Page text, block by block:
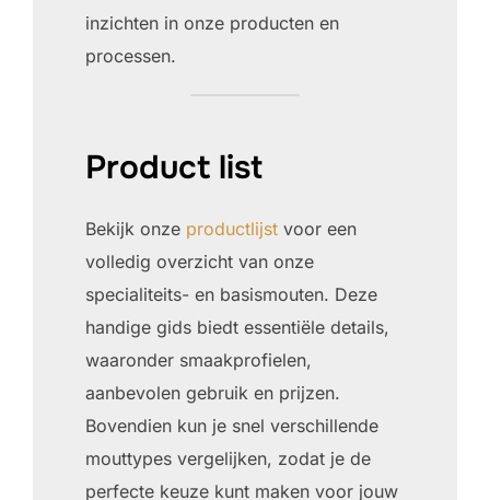
inzichten in onze producten en
processen.
Product list
Bekijk onze productlijstvoor een
volledig overzicht van onze
specialiteits- en basismouten. Deze
handige gids biedt essentiële details,
waaronder smaakprofielen,
aanbevolen gebruik en prijzen.
Bovendien kun je snel verschillende
mouttypes vergelijken, zodat je de
perfecte keuze kunt maken voor jouw